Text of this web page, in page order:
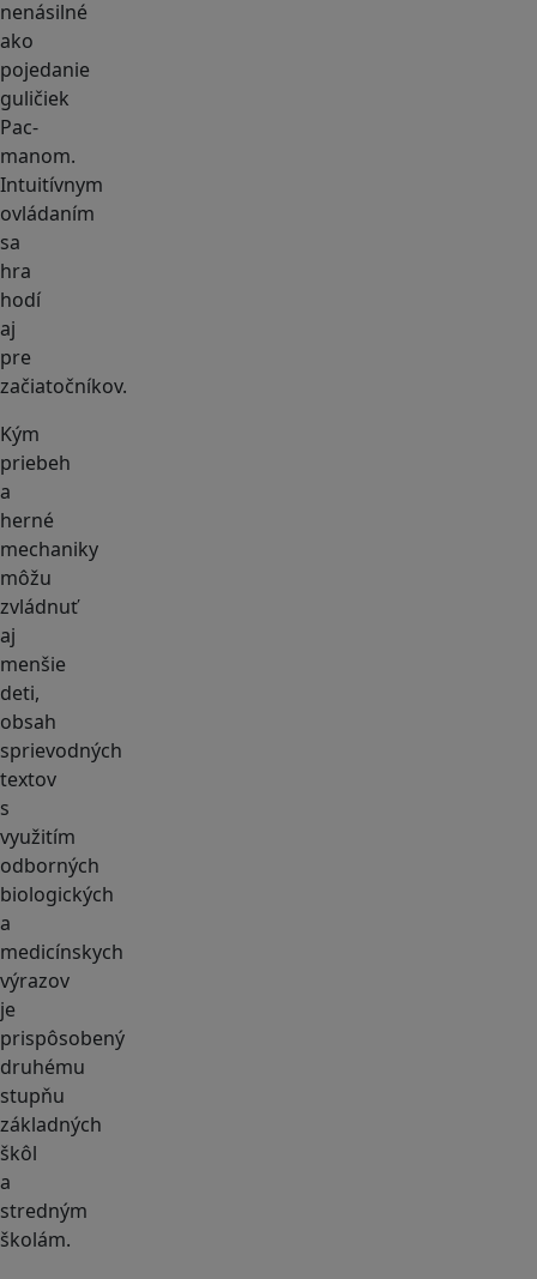
nenásilné
ako
pojedanie
guličiek
Pac-
manom.
Intuitívnym
ovládaním
sa
hra
hodí
aj
pre
začiatočníkov.
Kým
priebeh
a
herné
mechaniky
môžu
zvládnuť
aj
menšie
deti,
obsah
sprievodných
textov
s
využitím
odborných
biologických
a
medicínskych
výrazov
je
prispôsobený
druhému
stupňu
základných
škôl
a
stredným
školám.